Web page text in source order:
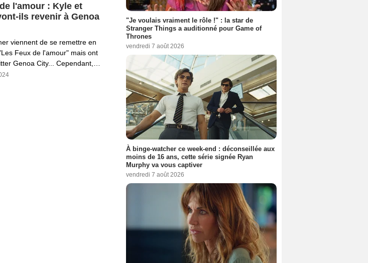
l'amour : Kyle et
ils revenir à Genoa
viennent de se remettre en
Feux de l'amour" mais ont
Genoa City... Cependant,…
"Je voulais vraiment le rôle !" : la star de
Stranger Things a auditionné pour Game of
Thrones
vendredi 7 août 2026
À binge-watcher ce week-end : déconseillée aux
moins de 16 ans, cette série signée Ryan
Murphy va vous captiver
vendredi 7 août 2026